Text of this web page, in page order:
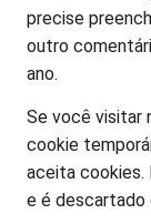
precise
outro
ano.
Se você visitar
cookie
aceita cookies.
e é descartado